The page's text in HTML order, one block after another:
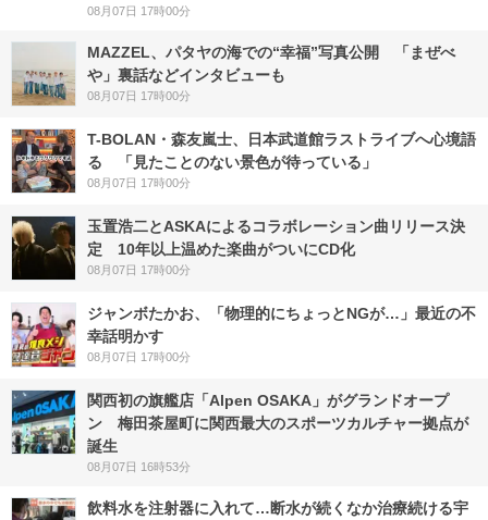
08月07日 17時00分
MAZZEL、パタヤの海での“幸福”写真公開 「まぜべ
や」裏話などインタビューも
08月07日 17時00分
T-BOLAN・森友嵐士、日本武道館ラストライブへ心境語
る 「見たことのない景色が待っている」
08月07日 17時00分
玉置浩二とASKAによるコラボレーション曲リリース決
定 10年以上温めた楽曲がついにCD化
08月07日 17時00分
ジャンボたかお、「物理的にちょっとNGが…」最近の不
幸話明かす
08月07日 17時00分
関西初の旗艦店「Alpen OSAKA」がグランドオープ
ン 梅田茶屋町に関西最大のスポーツカルチャー拠点が
誕生
08月07日 16時53分
飲料水を注射器に入れて…断水が続くなか治療続ける宇